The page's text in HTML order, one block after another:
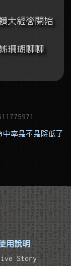
大經營開始
珊瑚聊聊
中率是不是降低了
用說明
Story